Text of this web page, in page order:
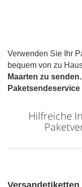
Verwenden Sie Ihr
bequem von zu
Maarten zu senden.
Paketsendeservice
Hilfreiche